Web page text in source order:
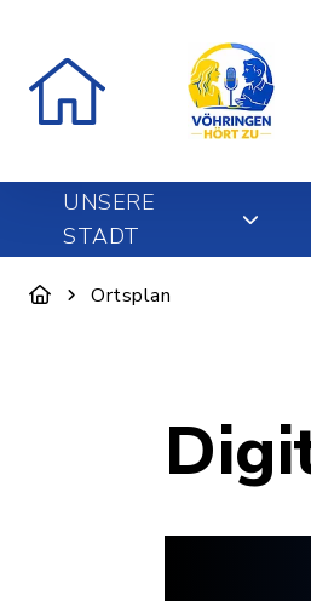
UNSERE
STADT
Ortsplan